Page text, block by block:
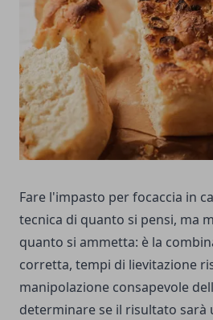
Fare l'impasto per focaccia in
tecnica di quanto si pensi, ma
quanto si ammetta: è la
corretta, tempi di lievitazione
manipolazione consapevole
determinare se il risultato sarà